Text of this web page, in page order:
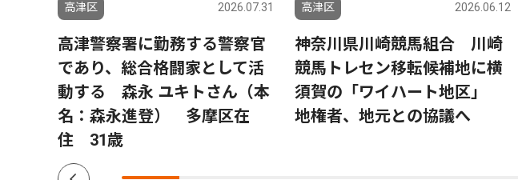
高津区 2026.07.31
高津警察署に勤務する警察官
であり、総合格闘家として活
動する 森永 ユキトさん（本
名：森永進登） 多摩区在
住 31歳
高津区 2026.06.12
神奈川県川崎競馬組合 川崎
競馬トレセン移転候補地に横
須賀の「ワイハート地区」
地権者、地元との協議へ